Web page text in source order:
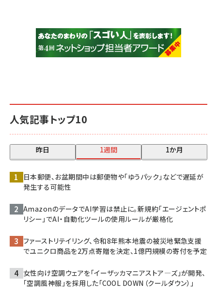
人気記事トップ10
昨日 1週間 1か月
日本郵便、お盆期間中は郵便物や「ゆうパック」などで遅延が
発生する可能性
AmazonのデータでAI学習は禁止に。新規約「エージェントポ
リシー」でAI・自動化ツールの使用ルールが厳格化
ファーストリテイリング、令和8年熊本地震の被災地緊急支援
でユニクロ商品を2万点寄贈を決定、1億円規模の寄付を予定
女性向け空調ウェアを「イーザッカマニアストア―ズ」が開発、
「空調風神服」を採用した「COOL DOWN（クールダウン）」